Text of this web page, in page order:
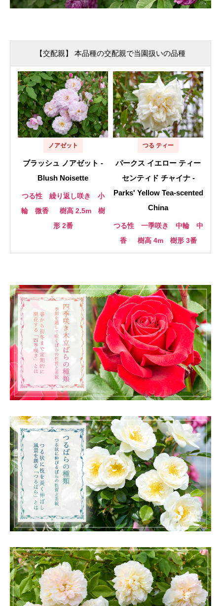
【交配親】 本品種の交配親で当園扱いの品種
ノアゼット
ブラッシュ ノアゼット -
Blush Noisette
つる性 繰り返し咲き 小
輪 微香
樹高 2.5m 樹
形 2番
つる ティー
パークス イエロー ティー
センティド チャイナ -
Parks' Yellow Tea-scented
China
つる性 一季咲き 中輪 中
香
樹高 4m 樹形 3番